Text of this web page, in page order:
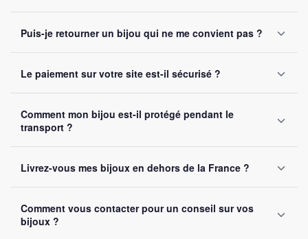
sans montant minimum d'achat. Votre bijou part sous 24 à
48 heures ouvrées.
Puis-je retourner un bijou qui ne me convient pas ?
le retourner. Remboursement intégral garanti, sans
question posée.
Le paiement sur votre site est-il sécurisé ?
SSL. Nous acceptons Visa, Mastercard, PayPal et Apple
Pay. Vos données bancaires ne sont jamais stockées sur
Comment mon bijou est-il protégé pendant le
transport ?
renforcé. Un numéro de suivi vous est envoyé par e-mail
dès l'expédition.
Livrez-vous mes bijoux en dehors de la France ?
Suisse et Canada. Comptez 5 à 10 jours ouvrés selon la
destination.
Comment vous contacter pour un conseil sur vos
bijoux ?